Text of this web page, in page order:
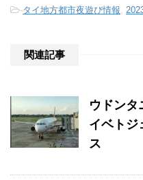
-タイ地方都市夜遊び情報,
関連記事
ウドンタ
イベトジ
ス